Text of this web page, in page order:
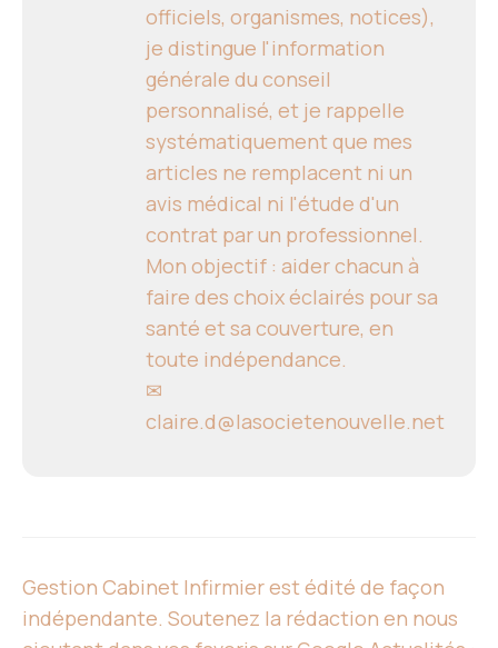
officiels, organismes, notices),
je distingue l'information
générale du conseil
personnalisé, et je rappelle
systématiquement que mes
articles ne remplacent ni un
avis médical ni l'étude d'un
contrat par un professionnel.
Mon objectif : aider chacun à
faire des choix éclairés pour sa
santé et sa couverture, en
toute indépendance.
✉
claire.d@lasocietenouvelle.net
Gestion Cabinet Infirmier est édité de façon
indépendante. Soutenez la rédaction en nous